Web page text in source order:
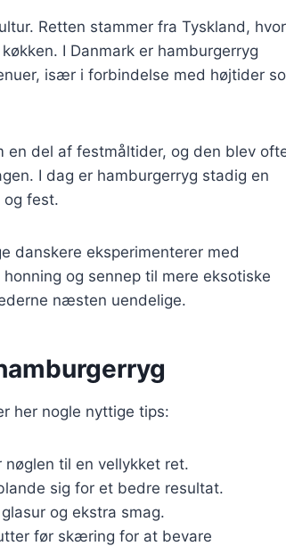
Retten stammer fra Tyskland, hvor
I Danmark er hamburgerryg
især i forbindelse med højtider
en del af festmåltider, og den blev
I dag er hamburgerryg stadig en
fest.
danskere eksperimenterer med
og sennep til mere eksotiske
næsten uendelige.
her nogle nyttige tips:
nøglen til en vellykket ret.
sig for et bedre resultat.
og ekstra smag.
før skæring for at bevare